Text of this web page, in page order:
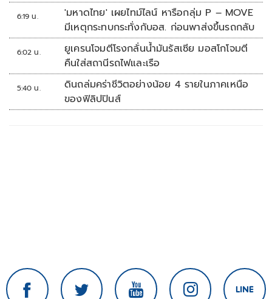
6:19 น.
'มหาดไทย' เผยไทม์ไลน์ หารือกลุ่ม P – MOVE
มีเหตุกระทบกระทั่งกับอส. ก่อนพาส่งขึ้นรถกลับ
6:02 น.
ยูเครนโจมตีโรงกลั่นน้ำมันรัสเซีย มอสโกโจมตี
คืนใส่สถานีรถไฟและเรือ
5:40 น.
ดินถล่มคร่าชีวิตอย่างน้อย 4 รายในภาคเหนือ
ของฟิลิปปินส์